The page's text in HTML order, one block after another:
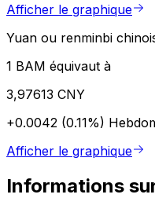
Afficher le graphique
Yuan ou renminbi
1 BAM équivaut à
3,97613 CNY
+0.0042 (0.11%)
Afficher le graphique
Informations